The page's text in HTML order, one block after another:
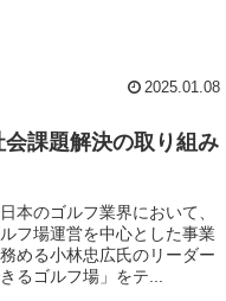
2025.01.08
課題解決の取り組み
本のゴルフ業界において、
フ場運営を中心とした事業
める小林忠広氏のリーダー
るゴルフ場」をテ...